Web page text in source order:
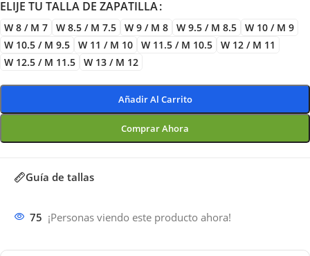
ELIJE TU TALLA DE ZAPATILLA
W 8 / M 7 W 8.5 / M 7.5 W 9 / M 8 W 9.5 / M 8.5
W 10 / M 9
W 10.5 / M 9.5
W 11 / M 10 W 11.5 / M 10.5
W 12 / M 11
W 12.5 / M 11.5
W 13 / M 12
Añadir Al Carrito
Comprar Ahora
Guía de tallas
75 ¡Personas viendo este producto ahora!